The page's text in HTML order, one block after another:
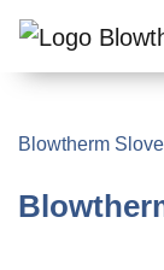
Blowtherm